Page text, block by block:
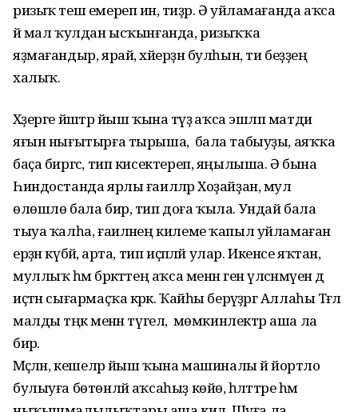
ризыҡ теш емереп инә, тиҙәр. Ә уйламағанда аҡса
йә мал ҡулдан ысҡынғанда, ризыҡҡа
яҙмағандыр, ярай, хәйерҙән булһын, ти беҙҙең
халыҡ.
Хәҙерге йәштәр йыш ҡына тәүҙә аҡса эшләп матди
яғын нығытырға тырыша, ә бала табыуҙы, аяҡҡа
баҫа биргәс, тип кисектереп, яңылыша. Ә бына
Һиндостанда ярлы ғаиләләр Хоҙайҙан, мул
өлөшлө бала бир, тип доға ҡыла. Ундай бала
тыуа ҡалһа, ғаиләнең килеме ҡапыл уйламаған
ерҙән күбәйә, арта, тип иҫәпләй улар. Икенсе яҡтан,
муллыҡ һәм бәрәкәттең аҡса менән генә үлсәнмәүен дә
иҫтән сығармаҫҡа кәрәк. Ҡайһы берәүҙәргә Аллаһы Тәғәлә
малды тәңкә менән түгел, ә мөмкинлектәр аша ла
бирә.
Мәҫәлән, кешеләр йыш ҡына машиналы йә йортло
булыуға бөтөнләй аҡсаһыҙ көйө, һәләттәре һәм